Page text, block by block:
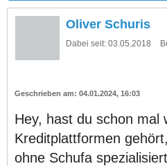
Oliver Schuris
Dabei seit: 03.05.2018
04.01.2024, 16:03
Hey, hast du schon mal
Kreditplattformen
ohne Schufa